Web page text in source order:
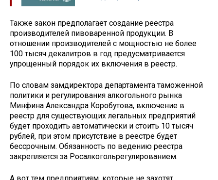
Также закон предполагает создание реестра
производителей пивоваренной продукции. В
отношении производителей с мощностью не более
100 тысяч декалитров в год предусматривается
упрощенный порядок их включения в реестр.
По словам замдиректора департамента таможенной
политики и регулирования алкогольного рынка
Минфина Александра Коробутова, включение в
реестр для существующих легальных предприятий
будет проходить автоматически и стоить 10 тысяч
рублей, при этом присутствие в реестре будет
бессрочным. Обязанность по ведению реестра
закрепляется за Росалкогольрегулированием.